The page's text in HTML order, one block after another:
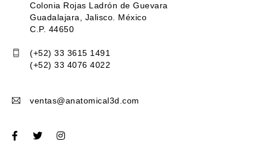
Colonia Rojas Ladrón de Guevara
Guadalajara, Jalisco. México
C.P. 44650
(+52) 33 3615 1491
(+52) 33 4076 4022
ventas@anatomical3d.com